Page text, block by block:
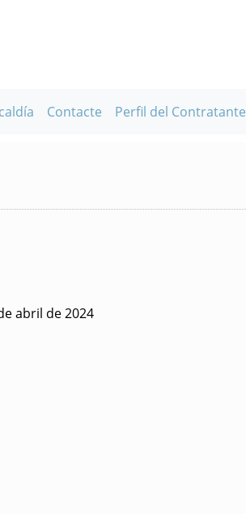
Contacte Perfil del Contratante
abril de 2024